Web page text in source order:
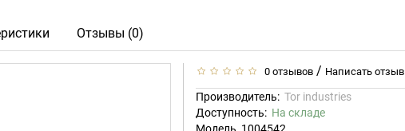
Отзывы (0)
0 отзывов / Написать отзыв
Производитель: Tor industries
Доступность: На складе